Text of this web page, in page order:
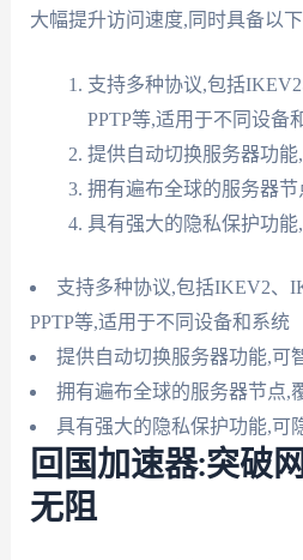
大幅提升访问速度,同时具备以
支持多种协议,包括IKEV2
PPTP等,适用于不同设备
提供自动切换服务器功
拥有遍布全球的服务器
具有强大的隐私保护功
支持多种协议,包括IKEV2、
PPTP等,适用于不同设备和系统
提供自动切换服务器功能,可
拥有遍布全球的服务器节点,
具有强大的隐私保护功能,可
回国加速器:突破
无阻